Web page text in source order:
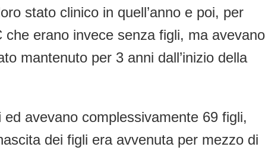
stato clinico in quell’anno e poi, per
erano invece senza figli, ma avevano
mantenuto per 3 anni dall’inizio della
avevano complessivamente 69 figli,
dei figli era avvenuta per mezzo di